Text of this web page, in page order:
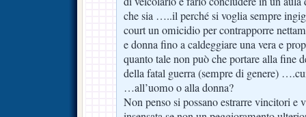
che sia …..il perché si voglia sempre
court un omicidio per contrapporre
e donna fino a caldeggiare una vera e
quanto tale non può che portare alla fine
della fatal guerra (sempre di genere)
…all’uomo o alla donna?
Non penso si possano estrarre vincitori e